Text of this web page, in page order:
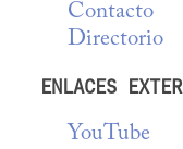
Contacto
Directorio
ENLACES
YouTube